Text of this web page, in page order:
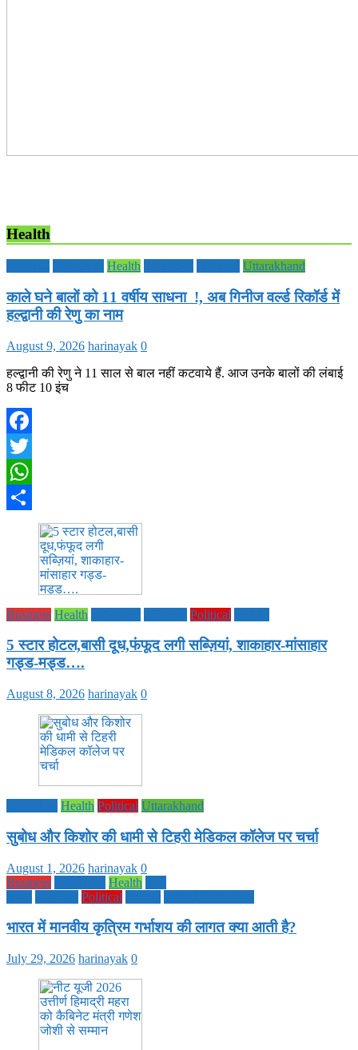
Health
Health Uttarakhand
काले घने बालों को 11 वर्षीय साधना !, अब गिनीज वर्ल्ड रिकॉर्ड में
हल्द्वानी की रेणु का नाम
August 9, 2026 harinayak 0
हल्द्वानी की रेणु ने 11 साल से बाल नहीं कटवाये हैं. आज उनके बालों की लंबाई
8 फीट 10 इंच
Facebook
Twitter
WhatsApp
Business Health Political
5 स्टार होटल,बासी दूध,फंफूद लगी सब्ज़ियां, शाकाहार-मांसाहार
गड्ड-मड्ड….
August 8, 2026 harinayak 0
Health Political Uttarakhand
सुबोध और किशोर की धामी से टिहरी मेडिकल कॉलेज पर चर्चा
August 1, 2026 harinayak 0
Business
Health
Political
भारत में मानवीय कृत्रिम गर्भाशय की लागत क्या आती है?
July 29, 2026 harinayak 0